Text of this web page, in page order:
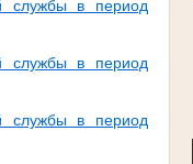
службы в период
службы в период
службы в период